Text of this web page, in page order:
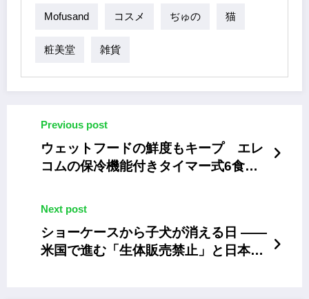
Mofusand コスメ ぢゅの 猫
粧美堂 雑貨
Previous post
ウェットフードの鮮度もキープ エレ
コムの保冷機能付きタイマー式6食自
Next post
ショーケースから子犬が消える日 ——
米国で進む「生体販売禁止」と日本が